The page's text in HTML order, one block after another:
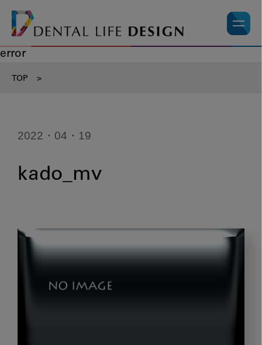
error
TOP >
2022・04・19
kado_mv